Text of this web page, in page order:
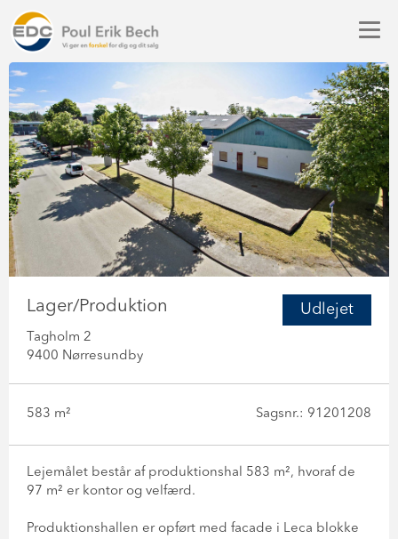
Udlejet
Lager/Produktion
Tagholm 2
9400 Nørresundby
583 m² Sagsnr.: 91201208
Lejemålet består af produktionshal 583 m², hvoraf de
97 m² er kontor og velfærd.
Produktionshallen er opført med facade i Leca blokke